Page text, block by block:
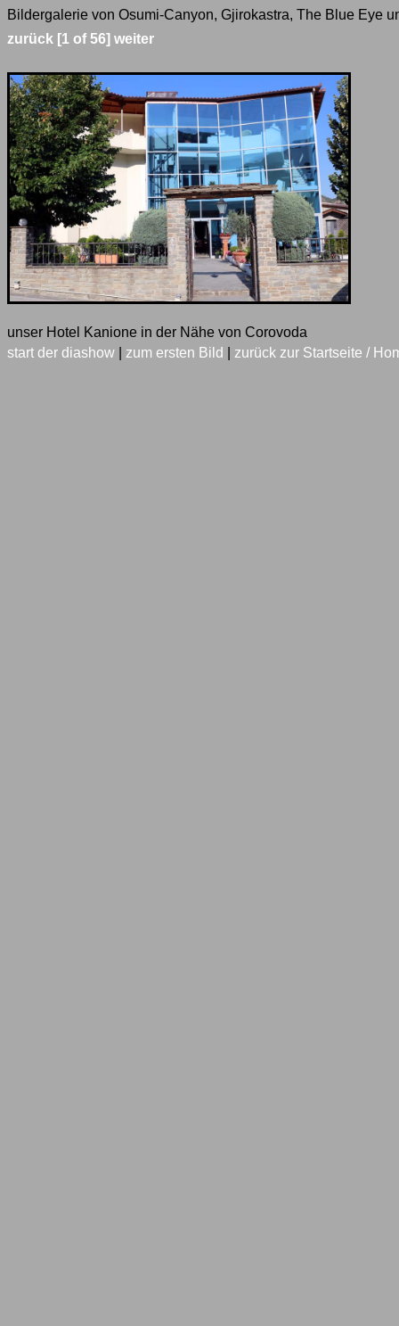
Bildergalerie von Osumi-Canyon, Gjirokastra, The Blue Eye
zurück [1 of 56] weiter
unser Hotel Kanione in der Nähe von Corovoda
start der diashow
zum ersten Bild zurück zur Startseite /